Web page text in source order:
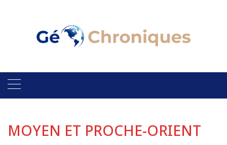
MOYEN ET PROCHE-ORIENT